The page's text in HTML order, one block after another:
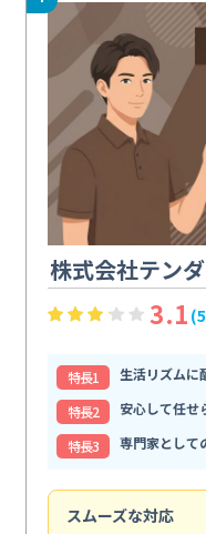
株式会社テン
3.1
特⻑1
生活リズムに
特⻑2
安心して任せ
特⻑3
専門家として
スムーズな対応